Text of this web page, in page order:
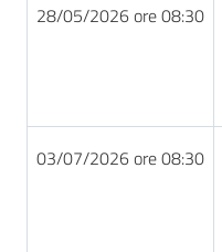
28/05/2026 ore 08:30
03/07/2026 ore 08:30